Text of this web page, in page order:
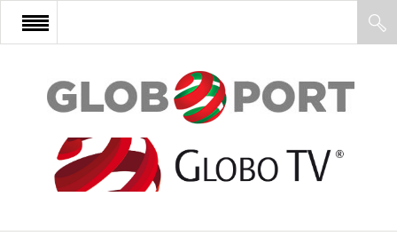
FŐOLDAL
AFRIKA